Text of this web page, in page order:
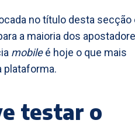
no título desta secção
a maioria dos
mobileé hoje o que mais
plataforma.
testar o